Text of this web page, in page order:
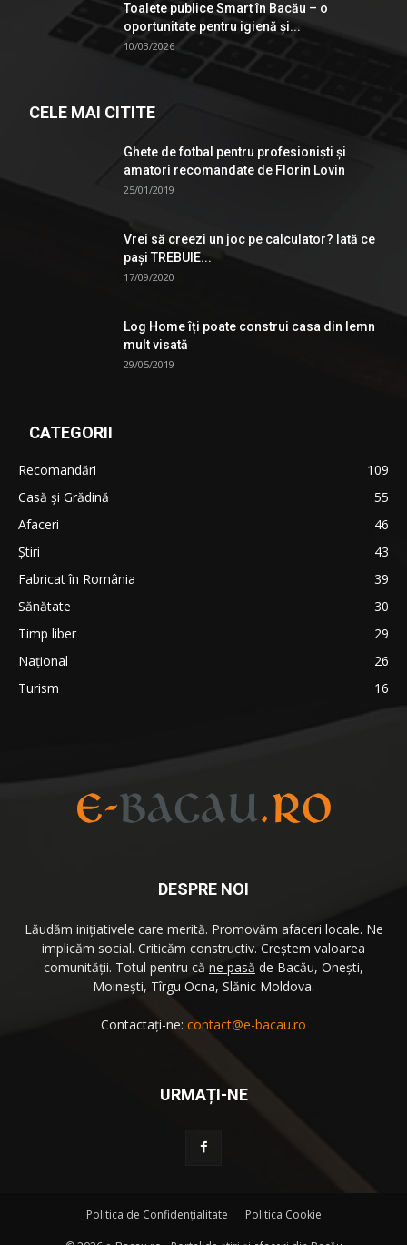
Toalete publice Smart în Bacău – o
oportunitate pentru igienă şi...
10/03/2026
CELE MAI CITITE
Ghete de fotbal pentru profesionişti şi
amatori recomandate de Florin Lovin
25/01/2019
Vrei să creezi un joc pe calculator? Iată ce
pași TREBUIE...
17/09/2020
Log Home îți poate construi casa din lemn
mult visată
29/05/2019
CATEGORII
Recomandări
109
Casă şi Grădină
55
Afaceri
46
Ştiri
43
Fabricat în România
39
Sănătate
30
Timp liber
29
Național
26
Turism
16
DESPRE NOI
Lăudăm iniţiativele care merită. Promovăm afaceri locale. Ne
implicăm social. Criticăm constructiv. Creştem valoarea
comunităţii. Totul pentru că ne pasă de Bacău, Oneşti,
Moineşti, Tîrgu Ocna, Slănic Moldova.
Contactați-ne: contact@e-bacau.ro
URMAȚI-NE
Politica de Confidenţialitate Politica Cookie